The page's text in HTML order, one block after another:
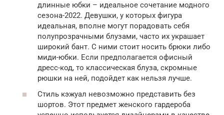
длинные юбки – идеальное сочетание модного
сезона-2022. Девушки, у которых фигура
идеальная, вполне могут порадовать себя
полупрозрачными блузами, часто их украшает
широкий бант. С ними стоит носить брюки либо
миди-юбки. Если предполагается офисный
дресс-код, то классическая блуза, скромные
рюшки на ней, подойдет как нельзя лучше.
Стиль кэжуал невозможно представить без
шортов. Этот предмет женского гардероба